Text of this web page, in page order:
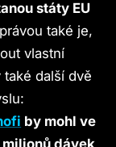
státy EU
také je,
vlastní
další dvě
by mohl ve